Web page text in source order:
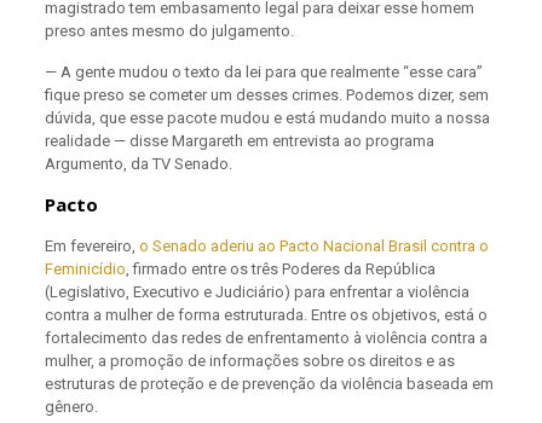
magistrado tem embasamento legal para deixar esse homem
preso antes mesmo do julgamento.
— A gente mudou o texto da lei para que realmente “esse cara”
fique preso se cometer um desses crimes. Podemos dizer, sem
dúvida, que esse pacote mudou e está mudando muito a nossa
realidade — disse Margareth em entrevista ao programa
Argumento, da TV Senado.
Pacto
Em fevereiro, o Senado aderiu ao Pacto Nacional Brasil contra o
Feminicídio, firmado entre os três Poderes da República
(Legislativo, Executivo e Judiciário) para enfrentar a violência
contra a mulher de forma estruturada. Entre os objetivos, está o
fortalecimento das redes de enfrentamento à violência contra a
mulher, a promoção de informações sobre os direitos e as
estruturas de proteção e de prevenção da violência baseada em
gênero.